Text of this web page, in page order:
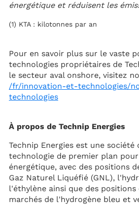
énergétique et réduisent les
(1) KTA : kilotonnes par an
Pour en savoir plus sur le vaste
technologies propriétaires de
le secteur aval onshore, visitez
/fr/innovation-et-technologies/
technologies
À propos de Technip Energies
Technip Energies est une société
technologie de premier plan
énergétique, avec des positions
Gaz Naturel Liquéfié (GNL),
l'éthylène ainsi que des
marchés de l'hydrogène bleu et